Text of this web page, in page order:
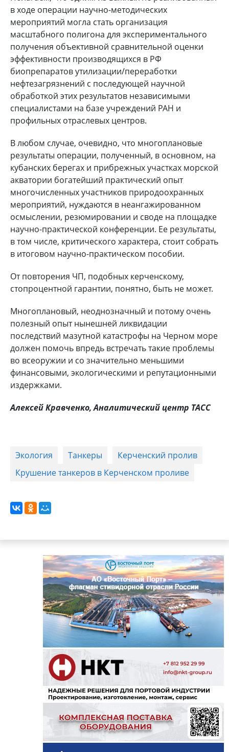
в ходе операции научно-методических
мероприятий могла стать организация
масштабного полигона для экспериментального
получения объективной сравнительной оценки
эффективности производящихся в РФ
биопрепаратов утилизации/переработки
нефтезагрязнений с последующей научной
обработкой этих результатов независимыми
специалистами на базе учреждений РАН и
профильных отраслевых центров.
В любом случае, очевидно, что многоплановые
результаты операции, полученный, в основном, на
кубанских берегах и прибрежных участках морской
акватории богатейший практический опыт
многочисленных участников природоохранных
мероприятий, нуждаются в неангажированном
осмыслении, резюмировании и своде на площадке
научно-практической конференции. Ее результаты,
в том числе, критического характера, стоит собрать
в итоговом научно-практическом пособии.
От повторения ЧП, подобных керченскому,
стопроцентной гарантии, понятно, быть не может.
Многоплановый, неоднозначный и потому очень
полезный опыт нынешней ликвидации
последствий мазутной катастрофы на Черном море
должен помочь впредь встречать такие проблемы
во всеоружии и со значительно меньшими
финансовыми, экологическими и репутационными
издержками.
Алексей Кравченко, Аналитический центр ТАСС
Экология Танкеры
Керченский пролив
Крушение танкеров в Керченском проливе